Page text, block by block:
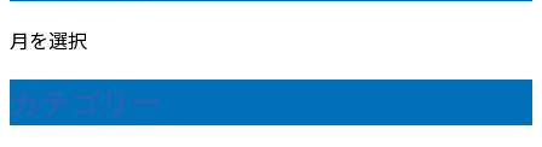
月を選択
カテゴリー